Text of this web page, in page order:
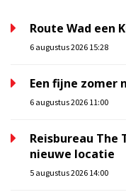
Route Wad een
6 augustus 2026 15:28
Een fijne zomer
6 augustus 2026 11:00
Reisbureau The
nieuwe locatie
5 augustus 2026 14:00